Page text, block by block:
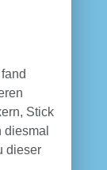
Stick
dieser